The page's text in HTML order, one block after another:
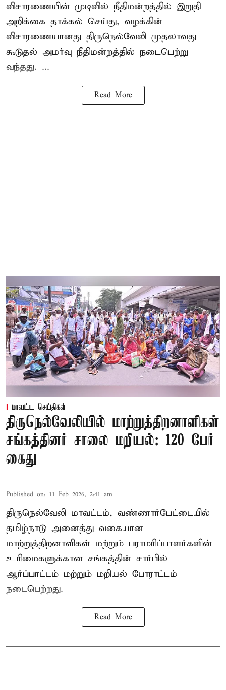
விசாரணையின் முடிவில் நீதிமன்றத்தில் இறுதி
அறிக்கை தாக்கல் செய்து, வழக்கின்
விசாரணையானது திருநெல்வேலி முதலாவது
கூடுதல் அமர்வு நீதிமன்றத்தில் நடைபெற்று
வந்தது. ...
Read More
மாவட்ட செய்திகள்
திருநெல்வேலியில் மாற்றுத்திறனாளிகள்
சங்கத்தினர் சாலை மறியல்: 120 பேர்
கைது
Published on: 11 Feb 2026, 2:41 am
திருநெல்வேலி மாவட்டம், வண்ணார்பேட்டையில்
தமிழ்நாடு அனைத்து வகையான
மாற்றுத்திறனாளிகள் மற்றும் பராமரிப்பாளர்களின்
உரிமைகளுக்கான சங்கத்தின் சார்பில்
ஆர்ப்பாட்டம் மற்றும் மறியல் போராட்டம்
நடைபெற்றது.
Read More